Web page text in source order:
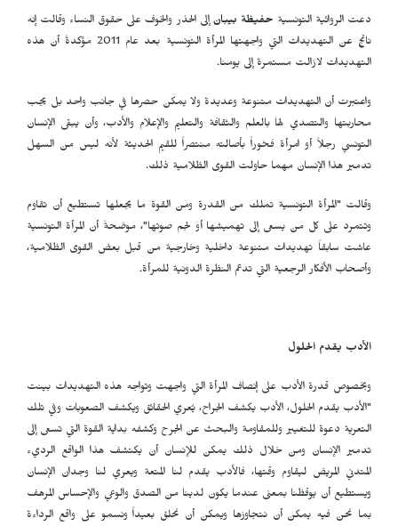
دعت الروائية التونسية حفيظة بيبان إلى الحذر والخوف على حقوق النساء وقالت إنه
ناتج عن التهديدات التي واجهتها المرأة التونسية بعد عام 2011 مؤكدةً أن هذه
التهديدات لازالت مستمرة إلى يومنا.
واعتبرت أن التهديدات متنوعة وعديدة ولا يمكن حصرها في جانب واحد بل يجب
محاربتها والتصدي لها بالعلم والثقافة والتعليم والإعلام والأدب، وأن يبقى الإنسان
التونسي رجلاً أو امرأة فخوراً بأصالته منتصراً للقيم الحديثة لأنه ليس من السهل
تدمير هذا الإنسان مهما حاولت القوى الظلامية ذلك.
وقالت "المرأة التونسية تملك من القدرة ومن القوة ما يجعلها تستطيع أن تقاوم
وتتمرد على كل من يسعى إلى تهميشها أو لجم صوتها"، موضحةً أن المرأة التونسية
عاشت سابقاً تهديدات متنوعة داخلية وخارجية من قبل بعض القوى الظلامية،
وأصحاب الأفكار الرجعية التي تدعم النظرة الدونية للمرأة.
الأدب يقدم الحلول
وبخصوص قدرة الأدب على إنصاف المرأة التي واجهت وتواجه هذه التهديدات بينت
"الأدب يقدم الحلول، الأدب يكشف الجراح، يُعري الحقائق ويكشف الصعوبات وفي تلك
التعرية دعوة للتغيير وللمقاومة والبحث عن الجرح وكشفه بداية القوة التي تسعى إلى
تدمير الإنسان ومن خلال ذلك يمكن للإنسان أن يكتشف هذا الواقع الرديء
المتدني المريض ليقاوم وقتها، فالأدب يقدم لنا المتعة ويعري لنا وجدان الإنسان
ويستطيع أن يوقظنا بمعنى عندما يكون لدينا من الصدق والوعي والإحساس المرهف
بما نحن فيه يمكن أن نتجاوزها ويمكن أن نحلق بعيداً ونسمو على واقع الرداءة